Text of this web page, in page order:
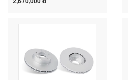
Golan, Grandi Junge, ASX